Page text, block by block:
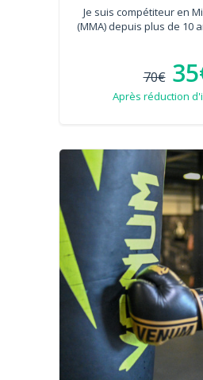
Je suis compétiteur en
(MMA) depuis plus de 10
70€
Après réduction